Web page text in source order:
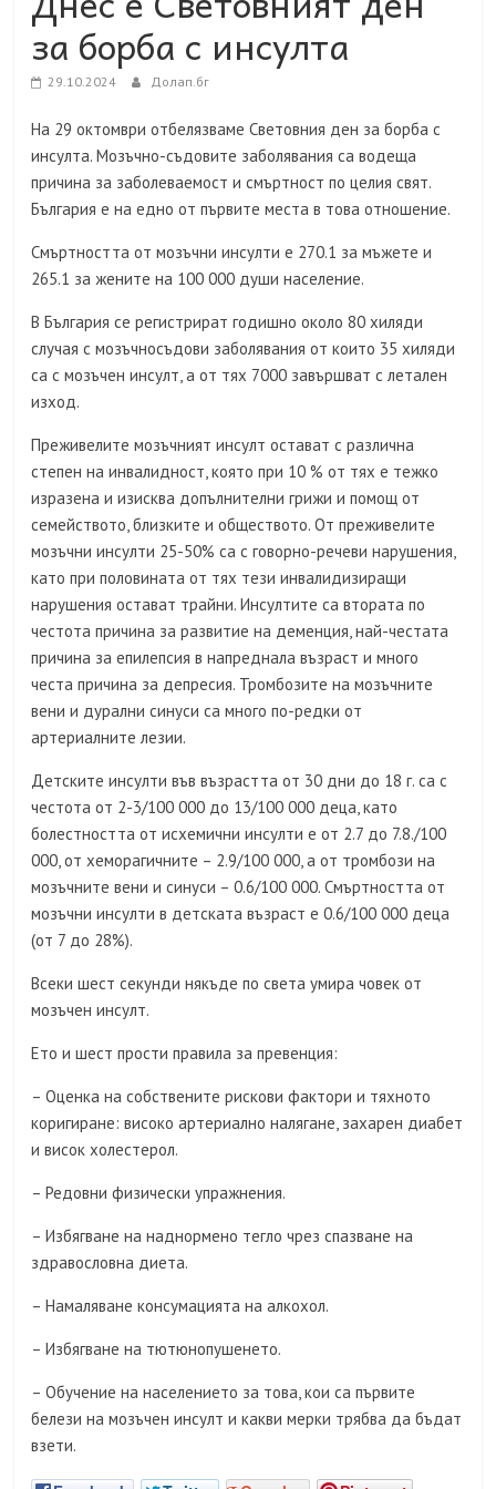
за борба с инсулта
29.10.2024 Долап.бг
На 29 октомври отбелязваме Световния ден за борба с
инсулта. Мозъчно-съдовите заболявания са водеща
причина за заболеваемост и смъртност по целия свят.
България е на едно от първите места в това отношение.
Смъртността от мозъчни инсулти е 270.1 за мъжете и
265.1 за жените на 100 000 души население.
В България се регистрират годишно около 80 хиляди
случая с мозъчносъдови заболявания от които 35 хиляди
са с мозъчен инсулт, а от тях 7000 завършват с летален
изход.
Преживелите мозъчният инсулт остават с различна
степен на инвалидност, която при 10 % от тях е тежко
изразена и изисква допълнителни грижи и помощ от
семейството, близките и обществото. От преживелите
мозъчни инсулти 25-50% са с говорно-речеви нарушения,
като при половината от тях тези инвалидизиращи
нарушения остават трайни. Инсултите са втората по
честота причина за развитие на деменция, най-честата
причина за епилепсия в напреднала възраст и много
честа причина за депресия. Тромбозите на мозъчните
вени и дурални синуси са много по-редки от
артериалните лезии.
Детските инсулти във възрастта от 30 дни до 18 г. са с
честота от 2-3/100 000 до 13/100 000 деца, като
болестността от исхемични инсулти е от 2.7 до 7.8./100
000, от хеморагичните – 2.9/100 000, а от тромбози на
мозъчните вени и синуси – 0.6/100 000. Смъртността от
мозъчни инсулти в детската възраст е 0.6/100 000 деца
(от 7 до 28%).
Всеки шест секунди някъде по света умира човек от
мозъчен инсулт.
Ето и шест прости правила за превенция:
– Оценка на собствените рискови фактори и тяхното
коригиране: високо артериално налягане, захарен диабет
и висок холестерол.
– Редовни физически упражнения.
– Избягване на наднормено тегло чрез спазване на
здравословна диета.
– Намаляване консумацията на алкохол.
– Избягване на тютюнопушенето.
– Обучение на населението за това, кои са първите
белези на мозъчен инсулт и какви мерки трябва да бъдат
взети.